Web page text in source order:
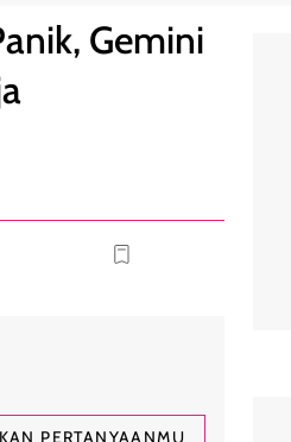
Gemini
PERTANYAANMU